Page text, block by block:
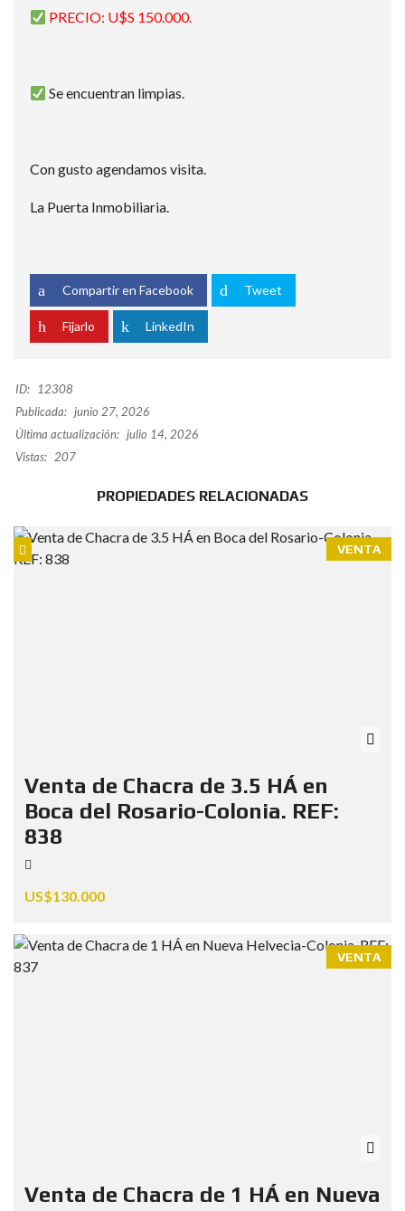
PRECIO: U$S 150.000.
Se encuentran limpias.
Con gusto agendamos visita.
La Puerta Inmobiliaria.
Compartir en Facebook Tweet
Fijarlo LinkedIn
ID:
12308
Publicada: junio 27, 2026
Última actualización: julio 14, 2026
Vistas: 207
PROPIEDADES RELACIONADAS
VENTA
Venta de Chacra de 3.5 HÁ en
Boca del Rosario-Colonia. REF:
838
US$130.000
VENTA
Venta de Chacra de 1 HÁ en Nueva